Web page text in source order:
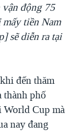
vận động 75
tiền Nam
sẽ diễn ra tại
đến thăm
thành phố
World Cup mà
nay đang